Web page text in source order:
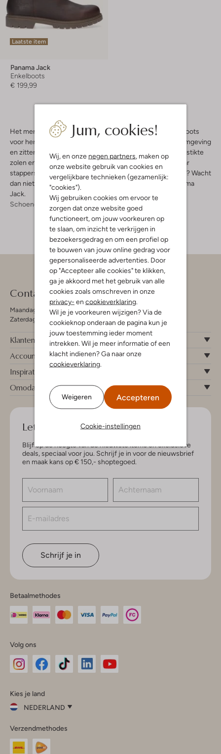
Jum, cookies!
Wij, en onze negen partners , maken op
onze website gebruik van cookies en
vergelijkbare technieken (gezamenlijk:
"cookies").
Wij gebruiken cookies om ervoor te
zorgen dat onze website goed
functioneert, om jouw voorkeuren op
te slaan, om inzicht te verkrijgen in
bezoekersgedrag en om een profiel op
te bouwen van jouw online gedrag voor
gepersonaliseerde advertenties. Door
op "Accepteer alle cookies" te klikken,
ga je akkoord met het gebruik van alle
cookies zoals omschreven in onze
privacy- en cookieverklaring
Wil je je voorkeuren wijzigen? Via de
cookieknop onderaan de pagina kun je
jouw toestemming ieder moment
intrekken. Wil je meer informatie of een
klacht indienen? Ga naar onze
cookieverklaring
Weigeren Accepteren
Cookie-instellingen
Laatste item
Panama Jack
Enkelboots
€ 199,99
Het merk Panama Jack is afkomstig uit Spanje. De enkelboots
voor heren zijn duurzaam, hebben een hoogwaardige vormgeving
en zitten ongekend lekker. De enkelboots hebben doorgestikte
zolen en uitneembare binnenzolen. Nog altijd op zoek naar
stappers die je de hele dag door het beste comfort geven? Wacht
dan niet langer en beleef al je avonturen samen met Panama
Jack.
Schoenen
Boots Boots Heren
Contact
Maandag - Vrijdag 09:00 - 19:00 uur
Zaterdag 09:00 - 17:00 uur
Klantenservice
Account
Inspiratie
Omoda
Let's keep in touch!
Blijf op de hoogte van de nieuwste items en exclusieve
deals, speciaal voor jou. Schrijf je in voor de nieuwsbrief
en maak kans op € 150,- shoptegoed.
Schrijf je in
Betaalmethodes
Volg ons
InstagramFacebook
Kies je land
NEDERLAND
je
land
Nederland
Verzendmethodes